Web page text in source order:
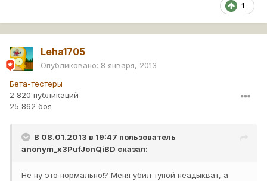
1
Leha1705
Опубликовано: 8 января, 2013
Бета-тестеры
2 820 публикаций
25 862 боя
В 08.01.2013 в 19:47 пользователь
anonym_x3PufJonQiBD сказал:
Не ну это нормально!? Меня убил тупой неадыкват, а